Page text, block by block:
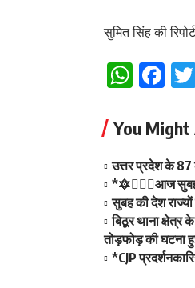
सुमित सिंह की रिपोर्ट
You Might
उत्तर प्रदेश के 87
*🔯💁🏻‍♂️आज
सुबह की देश
बिठूर थाना क्षेत्र
तोड़फोड़ की घटना
*CJP